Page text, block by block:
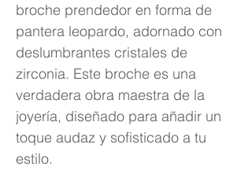
broche prendedor en forma de
pantera leopardo, adornado con
deslumbrantes cristales de
zirconia. Este broche es una
verdadera obra maestra de la
joyería, diseñado para añadir un
toque audaz y sofisticado a tu
estilo.